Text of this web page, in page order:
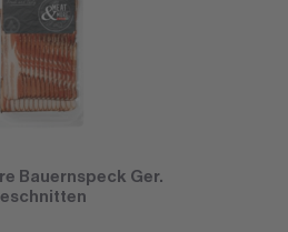
Bauernspeck Ger.